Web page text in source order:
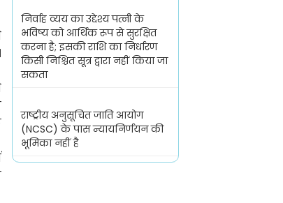
निर्वाह व्यय का उद्देश्य पत्नी के
भविष्य को आर्थिक रूप से सुरक्षित
करना है; इसकी राशि का निर्धारण
किसी निश्चित सूत्र द्वारा नहीं किया जा
सकता
राष्ट्रीय अनुसूचित जाति आयोग
(NCSC) के पास न्यायनिर्णयन की
भूमिका नहीं है